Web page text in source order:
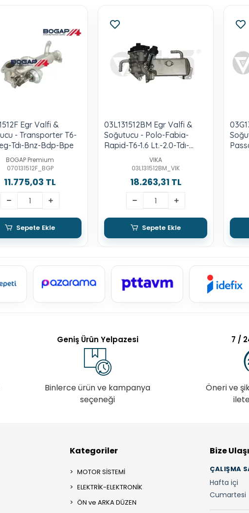
Egr Valfi &
- Transporter T6-
Tdı-Bnz-Bdp-Bpe
BOGAP Premium
070131512F_BGP
11.775,03 TL
Sepete Ekle
03L131512BM Egr Valfi &
Soğutucu - Polo-Fabia-
Rapid-T6-1.6 Lt.-2.0-Tdı-
Caaa-Caab-Caac-Cayb
VIKA
03L131512BM_VIK
18.263,31 TL
Sepete Ekle
Geniş Ürün Yelpazesi
Binlerce ürün ve kampanya
seçeneği
7 /
Öneri ve
Kategoriler
MOTOR SİSTEMİ
ELEKTRİK-ELEKTRONİK
ÖN ve ARKA DÜZEN
Bize
ÇALIŞMA
Hafta içi
Cumartesi